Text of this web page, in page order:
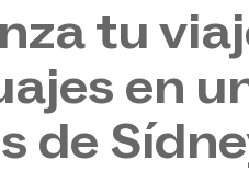
tu
en
de